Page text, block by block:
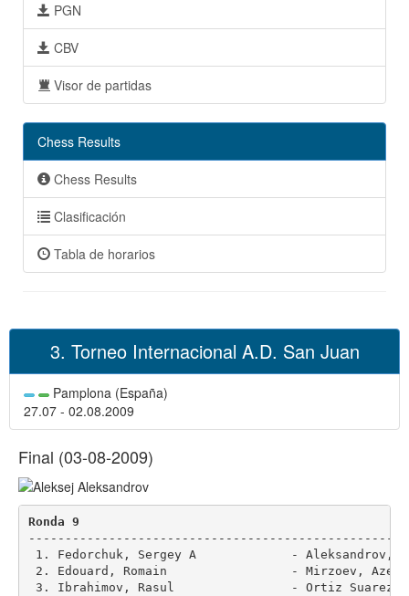
PGN
CBV
Visor de partidas
Chess Results
Chess Results
Clasificación
Tabla de horarios
3. Torneo Internacional A.D. San Juan
Pamplona (España)
27.07 - 02.08.2009
Final (03-08-2009)
Ronda 9
1. Fedorchuk, Sergey A             -
2. Edouard, Romain                 - Mirzoev,
3. Ibrahimov, Rasul                - Ortiz Suarez,